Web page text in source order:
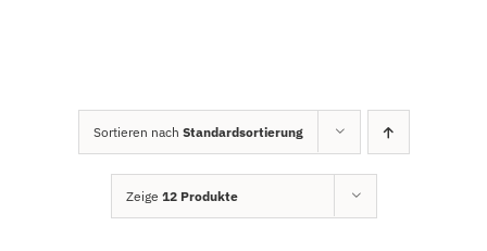
Sortieren nach Standardsortierung
Zeige 12 Produkte